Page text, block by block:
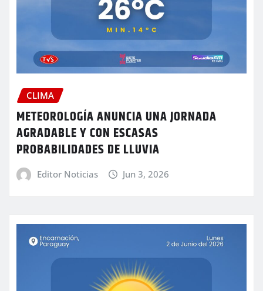
CLIMA
METEOROLOGÍA ANUNCIA UNA JORNADA
AGRADABLE Y CON ESCASAS
PROBABILIDADES DE LLUVIA
Editor Noticias Jun 3, 2026